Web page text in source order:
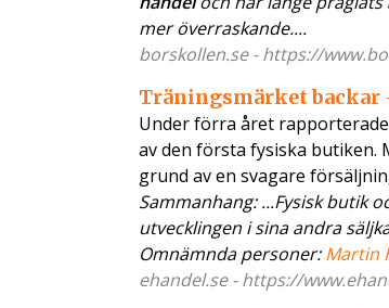
mer överraskande....
borskollen.se - https://
Träningsmärket
Under förra året
av den första fysiska butiken.
grund av en svagare
Sammanhang: ...Fysisk butik
utvecklingen i sina andra
Omnämnda personer:Martin
ehandel.se - https://